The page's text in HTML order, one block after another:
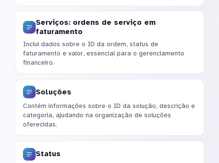
Serviços: ordens de serviço em
faturamento
Inclui dados sobre o ID da ordem, status de
faturamento e valor, essencial para o gerenciamento
financeiro.
Soluções
Contém informações sobre o ID da solução, descrição e
categoria, ajudando na organização de soluções
oferecidas.
Status